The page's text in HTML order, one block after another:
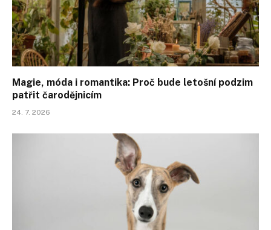
Magie, móda i romantika: Proč bude letošní podzim
patřit čarodějnicím
24. 7. 2026